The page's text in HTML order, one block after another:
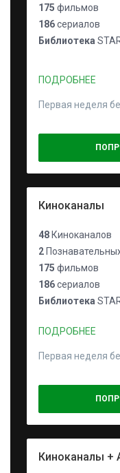
175 фильмов
186сериалов
Библиотека
ПОДРОБНЕЕ
Первая неделя
Киноканалы
48 Киноканалов
2
175 фильмов
186сериалов
Библиотека
ПОДРОБНЕЕ
Первая неделя
Киноканалы +